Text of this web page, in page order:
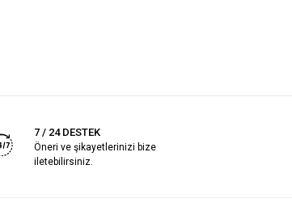
7 / 24 DESTEK
Öneri ve şikayetlerinizi bize
iletebilirsiniz.